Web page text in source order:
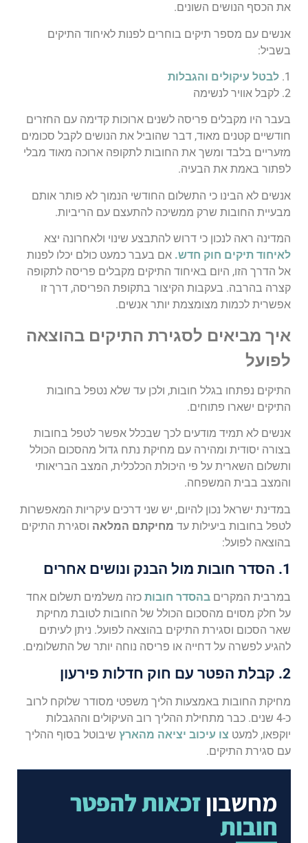
את הכסף הנושים השונים.
אנשים עם מספר תיקים בוחרים לפנות לאיחוד התיקים
בשביל:
לבטל עיקולים והגבלות
בעבר היו מקבלים פריסה לשנים ארוכות קדימה עם החזרים
חודשיים קטנים מאוד, דבר שהוביל את הנושים לקבל סכומים
מזעריים בלבד ומשך את החובות לתקופה ארוכה מאוד מבלי
לפתור באמת את הבעיה.
אנשים לא הבינו כי התשלום החודשי הנמוך לא פותר אותם
מבעיית החובות שרק ממשיכה להתעצם עם הריביות.
המדינה ראה לנכון כי דרוש להתבצע שינוי ולאחרונה יצא
לאיחוד תיקים חוק חדש.אם בעבר כמעט כולם יכלו לפנות
אל הדרך הזו, היום באיחוד התיקים מקבלים פריסה לתקופה
קצרה בהרבה. בעקבות הקיצור בתקופת הפריסה, דרך זו
אפשרית לכמות מצומצמת יותר אנשים.
איך מביאים לסגירת התיקים בהוצאה
לפועל
התיקים נפתחו בגלל חובות, ולכן עד שלא נטפל בחובות
התיקים ישארו פתוחים.
אנשים לא תמיד מודעים לכך שבכלל אפשר לטפל בחובות
בצורה יסודית ומהירה עם מחיקת נתח גדול מהסכום הכולל
ותשלום השארית על פי היכולת הכלכלית, המצב הבריאותי
והמצב בבית המשפחה.
במדינת ישראל נכון להיום, יש שני דרכים עיקריות המאפשרות
לטפל בחובות ביעילות עדמחיקתם המלאהוסגירת התיקים
בהוצאה לפועל:
הסדר חובות מול הבנק ונושים אחרים
במרבית המקריםבהסדר חובותכזה משלמים תשלום אחד
על חלק מסוים מהסכום הכולל של החובות לטובת מחיקת
שאר הסכום וסגירת התיקים בהוצאה לפועל. ניתן לעיתים
להגיע לפשרה על דחייה או פריסה נוחה יותר של התשלומים.
מחיקת החובות באמצעות הליך משפטי מסודר שלוקח לרוב
כ-4 שנים. כבר מתחילת ההליך רוב העיקולים וההגבלות
יוקפאו, למעטצו עיכוב יציאה מהארץשיבוטל בסוף ההליך
עם סגירת התיקים.
מחשבוןזכאות להפטר
חובות